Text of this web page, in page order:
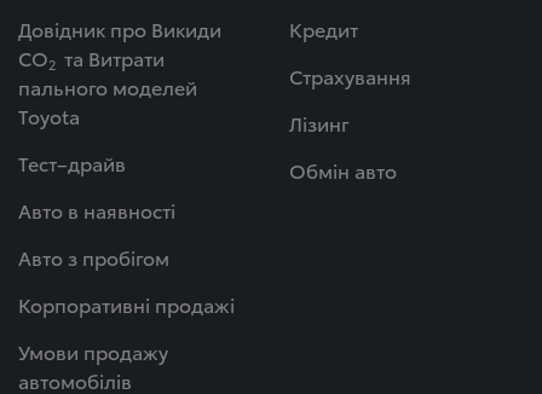
Довідник про Викиди
СО2 та Витрати
пального моделей
Toyota
Тест–драйв
Авто в наявності
Авто з пробігом
Корпоративні продажі
Умови продажу
автомобілів
Кредит
Страхування
Лізинг
Обмін авто